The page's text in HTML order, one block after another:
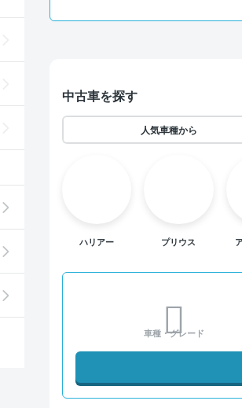
中古車を探す
人気車種から
ハリアー プリウス
車種・グレード